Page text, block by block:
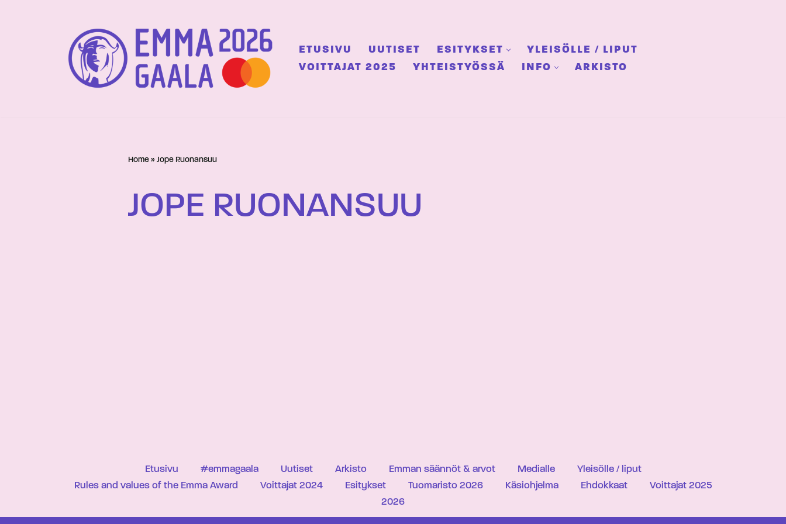
ETUSIVU UUTISET ESITYKSET
YLEISÖLLE / LIPUT
VOITTAJAT 2025
YHTEISTYÖSSÄ INFO ARKISTO
Home » Jope Ruonansuu
JOPE RUONANSUU
Etusivu #emmagaala Uutiset Arkisto Emman säännöt & arvot Medialle
Yleisölle / liput
Rules and values of the Emma Award
Voittajat 2024 Esitykset Tuomaristo 2026 Käsiohjelma Ehdokkaat
Voittajat 2025
2026